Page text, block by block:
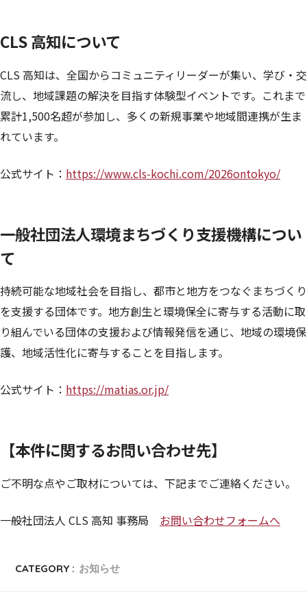
CLS 高知について
CLS 高知は、全国からコミュニティリーダーが集い、学び・交
流し、地域課題の解決を目指す体験型イベントです。これまで
累計1,500名超が参加し、多くの新規事業や地域間連携が生ま
れています。
公式サイト： https://www.cls-kochi.com/2026ontokyo/
一般社団法人環境まちづくり支援機構につい
て
持続可能な地域社会を目指し、都市と地方をつなぐまちづくり
を支援する団体です。地方創生と環境保全に寄与する活動に取
り組んでいる団体の支援および情報発信を通じ、地域の環境保
護、地域活性化に寄与することを目指します。
公式サイト： https://matias.or.jp/
【本件に関するお問い合わせ先】
ご不明な点やご取材については、下記までご連絡ください。
一般社団法人 CLS 高知 事務局 お問い合わせフォームへ
CATEGORY : お知らせ